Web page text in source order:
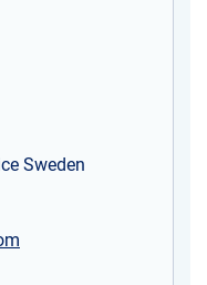
Sweden